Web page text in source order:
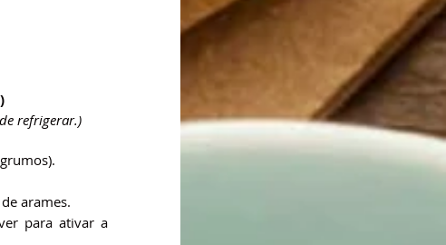
refrigerar.)
arames.
para ativar a